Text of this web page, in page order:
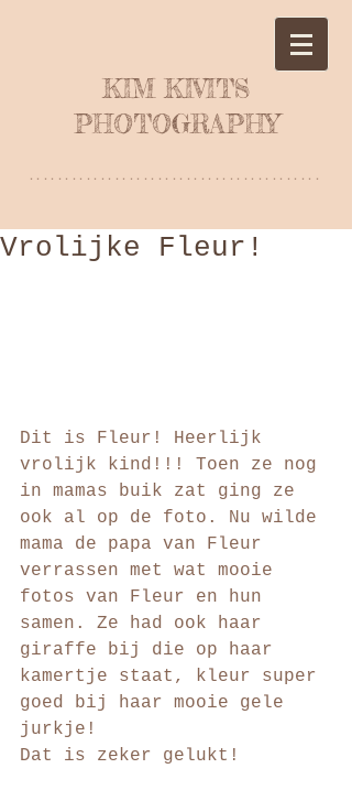
KIM KIVITS
PHOTOGRAPHY
*****************************************
Vrolijke Fleur!
Dit is Fleur! Heerlijk
vrolijk kind!!! Toen ze nog
in mamas buik zat ging ze
ook al op de foto. Nu wilde
mama de papa van Fleur
verrassen met wat mooie
fotos van Fleur en hun
samen. Ze had ook haar
giraffe bij die op haar
kamertje staat, kleur super
goed bij haar mooie gele
jurkje!
Dat is zeker gelukt!